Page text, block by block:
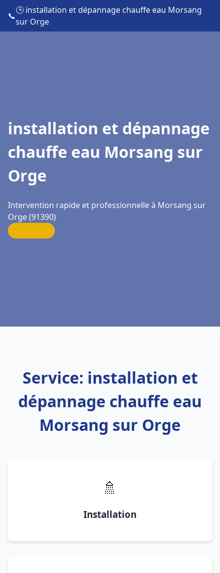
📞
🕒 installation et dépannage chauffe eau Morsang
sur Orge
installation et dépannage
chauffe eau Morsang sur
Orge
Intervention rapide et professionnelle à Morsang sur
Orge (91390)
Service: installation et
dépannage chauffe eau
Morsang sur Orge
🚿
Installation